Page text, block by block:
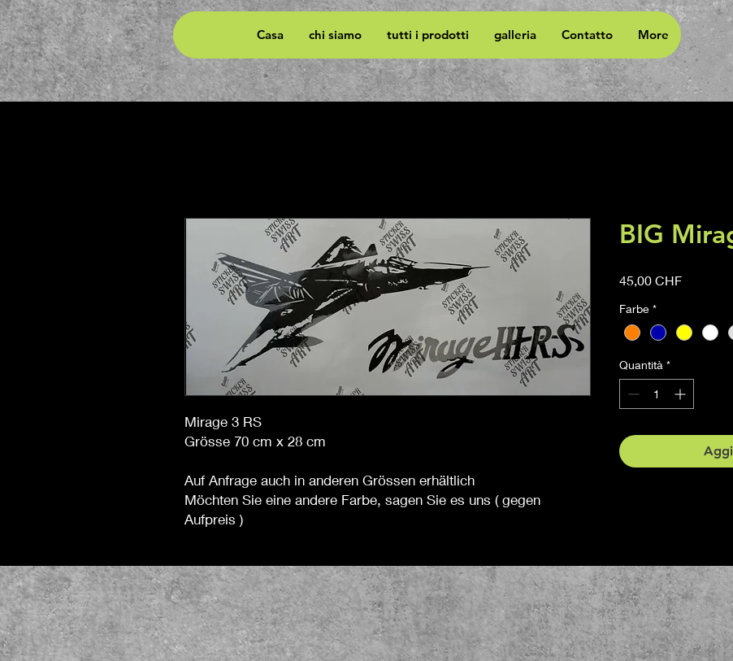
Casa chi siamo tutti i prodotti galleria Contatto More
Mirage 3 RS
Grösse 70 cm x 28 cm
Auf Anfrage auch in anderen Grössen erhältlich
Möchten Sie eine andere Farbe, sagen Sie es uns ( gegen
Aufpreis )
BIG
45,00 CHFPrezzo
Farbe *
Quantità *